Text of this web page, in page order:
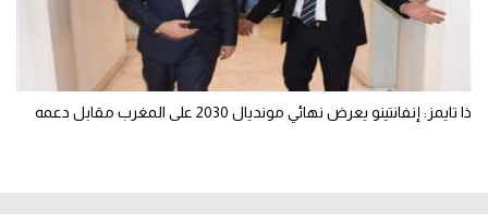
ذا تايمز: إنفانتينو يعرض نهائي مونديال 2030 على المغرب مقابل دعمه